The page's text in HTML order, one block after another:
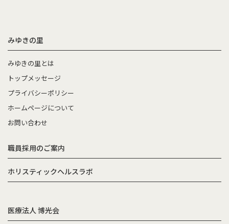
みゆきの里
みゆきの里とは
トップメッセージ
プライバシーポリシー
ホームページについて
お問い合わせ
職員採用のご案内
ホリスティックヘルスラボ
医療法人 博光会